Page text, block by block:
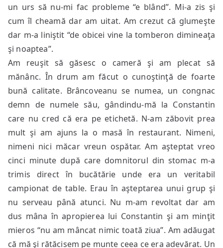
un urs să nu-mi fac probleme “e blând”. Mi-a zis şi
cum îl cheamă dar am uitat. Am crezut că glumeşte
dar m-a liniştit “de obicei vine la tomberon dimineaţa
şi noaptea”.
Am reuşit să găsesc o cameră şi am plecat să
mănânc. În drum am făcut o cunoştinţă de foarte
bună calitate. Brâncoveanu se numea, un congnac
demn de numele său, gândindu-mă la Constantin
care nu cred că era pe etichetă. N-am zăbovit prea
mult şi am ajuns la o masă în restaurant. Nimeni,
nimeni nici măcar vreun ospătar. Am aşteptat vreo
cinci minute după care domnitorul din stomac m-a
trimis direct în bucătărie unde era un veritabil
campionat de table. Erau în aşteptarea unui grup şi
nu serveau până atunci. Nu m-am revoltat dar am
dus mâna în apropierea lui Constantin şi am minţit
mieros “nu am mâncat nimic toată ziua”. Am adăugat
că mă şi rătăcisem pe munte ceea ce era adevărat. Un